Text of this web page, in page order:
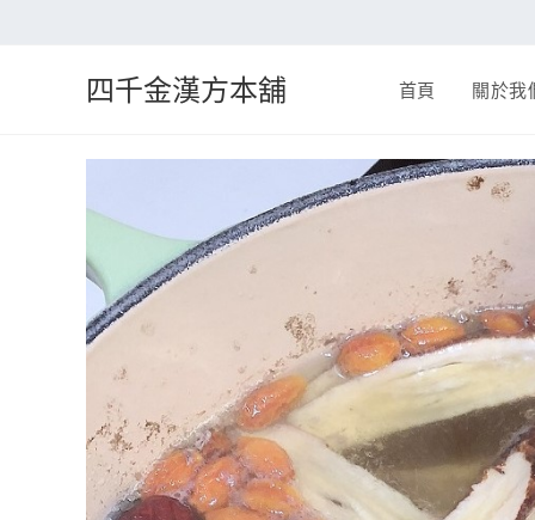
四千金漢方本舖 首頁 關於我